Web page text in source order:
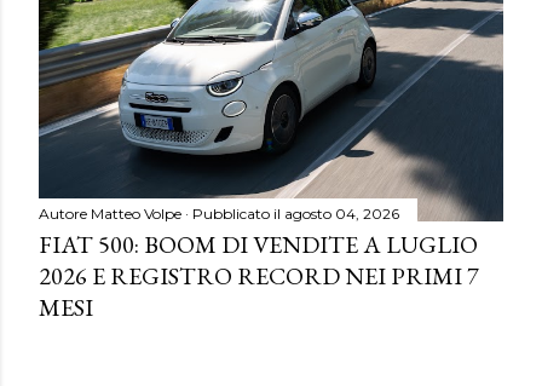
Autore Matteo Volpe Pubblicato il agosto 04, 2026
FIAT 500: BOOM DI VENDITE A LUGLIO
2026 E REGISTRO RECORD NEI PRIMI 7
MESI